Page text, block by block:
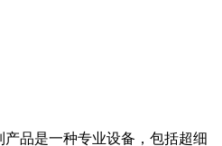
品是一种专业设备，包括超细